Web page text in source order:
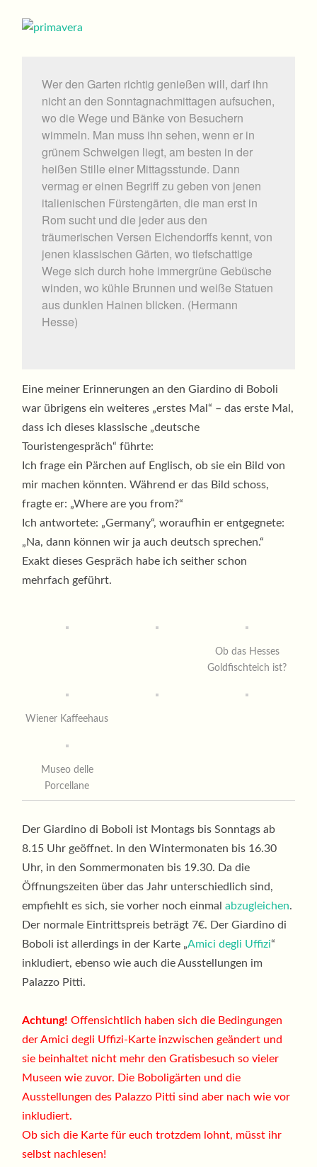
Wer den Garten richtig genießen will, darf ihn
nicht an den Sonntagnachmittagen aufsuchen,
wo die Wege und Bänke von Besuchern
wimmeln. Man muss ihn sehen, wenn er in
grünem Schweigen liegt, am besten in der
heißen Stille einer Mittagsstunde. Dann
vermag er einen Begriff zu geben von jenen
italienischen Fürstengärten, die man erst in
Rom sucht und die jeder aus den
träumerischen Versen Eichendorffs kennt, von
jenen klassischen Gärten, wo tiefschattige
Wege sich durch hohe immergrüne Gebüsche
winden, wo kühle Brunnen und weiße Statuen
aus dunklen Hainen blicken. (Hermann
Hesse)
Eine meiner Erinnerungen an den Giardino di Boboli
war übrigens ein weiteres „erstes Mal“ – das erste Mal,
dass ich dieses klassische „deutsche
Touristengespräch“ führte:
Ich frage ein Pärchen auf Englisch, ob sie ein Bild von
mir machen könnten. Während er das Bild schoss,
fragte er: „Where are you from?“
Ich antwortete: „Germany“, woraufhin er entgegnete:
„Na, dann können wir ja auch deutsch sprechen.“
Exakt dieses Gespräch habe ich seither schon
mehrfach geführt.
Ob das Hesses
Goldfischteich ist?
Wiener Kaffeehaus
Museo delle
Porcellane
Der Giardino di Boboli ist Montags bis Sonntags ab
8.15 Uhr geöffnet. In den Wintermonaten bis 16.30
Uhr, in den Sommermonaten bis 19.30. Da die
Öffnungszeiten über das Jahr unterschiedlich sind,
empfiehlt es sich, sie vorher noch einmalabzugleichen.
Der normale Eintrittspreis beträgt 7€. Der Giardino di
Boboli ist allerdings in der Karte „Amici degli Uffizi“
inkludiert, ebenso wie auch die Ausstellungen im
Palazzo Pitti.
Achtung! Offensichtlich haben sich die Bedingungen
der Amici degli Uffizi-Karte inzwischen geändert und
sie beinhaltet nicht mehr den Gratisbesuch so vieler
Museen wie zuvor. Die Boboligärten und die
Ausstellungen des Palazzo Pitti sind aber nach wie vor
inkludiert.
Ob sich die Karte für euch trotzdem lohnt, müsst ihr
selbst nachlesen!